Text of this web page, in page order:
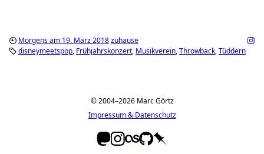
Morgens am 19. März 2018zuhause
disneymeetspop Frühjahrskonzert Musikverein Throwback Tüddern
© 2004–2026 Marc Görtz
Impressum & Datenschutz